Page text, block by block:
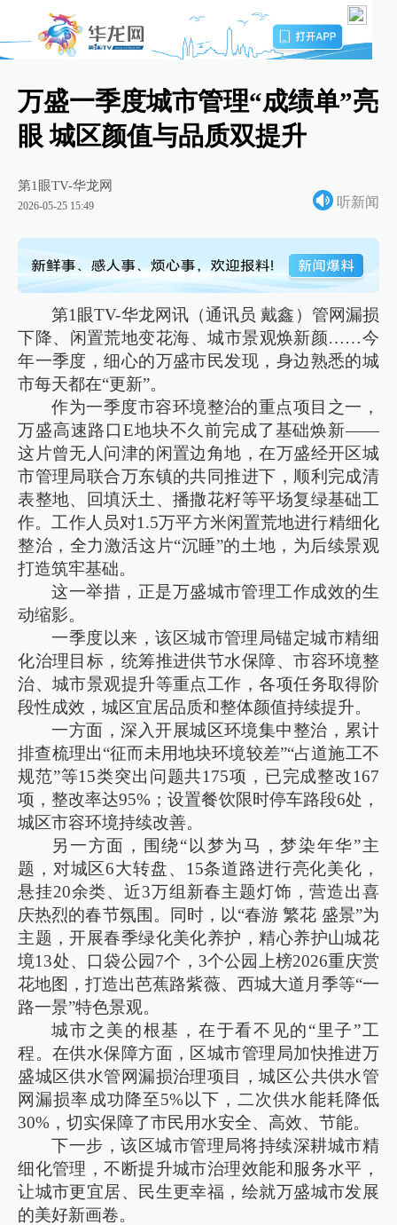
万盛一季度城市管理“成绩单”亮
眼 城区颜值与品质双提升
第1眼TV-华龙网
2026-05-25 15:49 听新闻
第1眼TV-华龙网讯（通讯员 戴鑫）管网漏损
下降、闲置荒地变花海、城市景观焕新颜……今
年一季度，细心的万盛市民发现，身边熟悉的城
市每天都在“更新”。
作为一季度市容环境整治的重点项目之一，
万盛高速路口E地块不久前完成了基础焕新——
这片曾无人问津的闲置边角地，在万盛经开区城
市管理局联合万东镇的共同推进下，顺利完成清
表整地、回填沃土、播撒花籽等平场复绿基础工
作。工作人员对1.5万平方米闲置荒地进行精细化
整治，全力激活这片“沉睡”的土地，为后续景观
打造筑牢基础。
这一举措，正是万盛城市管理工作成效的生
动缩影。
一季度以来，该区城市管理局锚定城市精细
化治理目标，统筹推进供节水保障、市容环境整
治、城市景观提升等重点工作，各项任务取得阶
段性成效，城区宜居品质和整体颜值持续提升。
一方面，深入开展城区环境集中整治，累计
排查梳理出“征而未用地块环境较差”“占道施工不
规范”等15类突出问题共175项，已完成整改167
项，整改率达95%；设置餐饮限时停车路段6处，
城区市容环境持续改善。
另一方面，围绕“以梦为马，梦染年华”主
题，对城区6大转盘、15条道路进行亮化美化，
悬挂20余类、近3万组新春主题灯饰，营造出喜
庆热烈的春节氛围。同时，以“春游 繁花 盛景”为
主题，开展春季绿化美化养护，精心养护山城花
境13处、口袋公园7个，3个公园上榜2026重庆赏
花地图，打造出芭蕉路紫薇、西城大道月季等“一
路一景”特色景观。
城市之美的根基，在于看不见的“里子”工
程。在供水保障方面，区城市管理局加快推进万
盛城区供水管网漏损治理项目，城区公共供水管
网漏损率成功降至5%以下，二次供水能耗降低
30%，切实保障了市民用水安全、高效、节能。
下一步，该区城市管理局将持续深耕城市精
细化管理，不断提升城市治理效能和服务水平，
让城市更宜居、民生更幸福，绘就万盛城市发展
的美好新画卷。